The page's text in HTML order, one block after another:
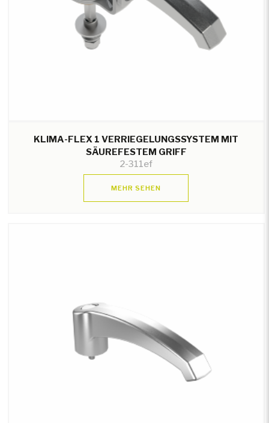
KLIMA-FLEX 1 VERRIEGELUNGSSYSTEM MIT
SÄUREFESTEM GRIFF
2-311ef
MEHR SEHEN